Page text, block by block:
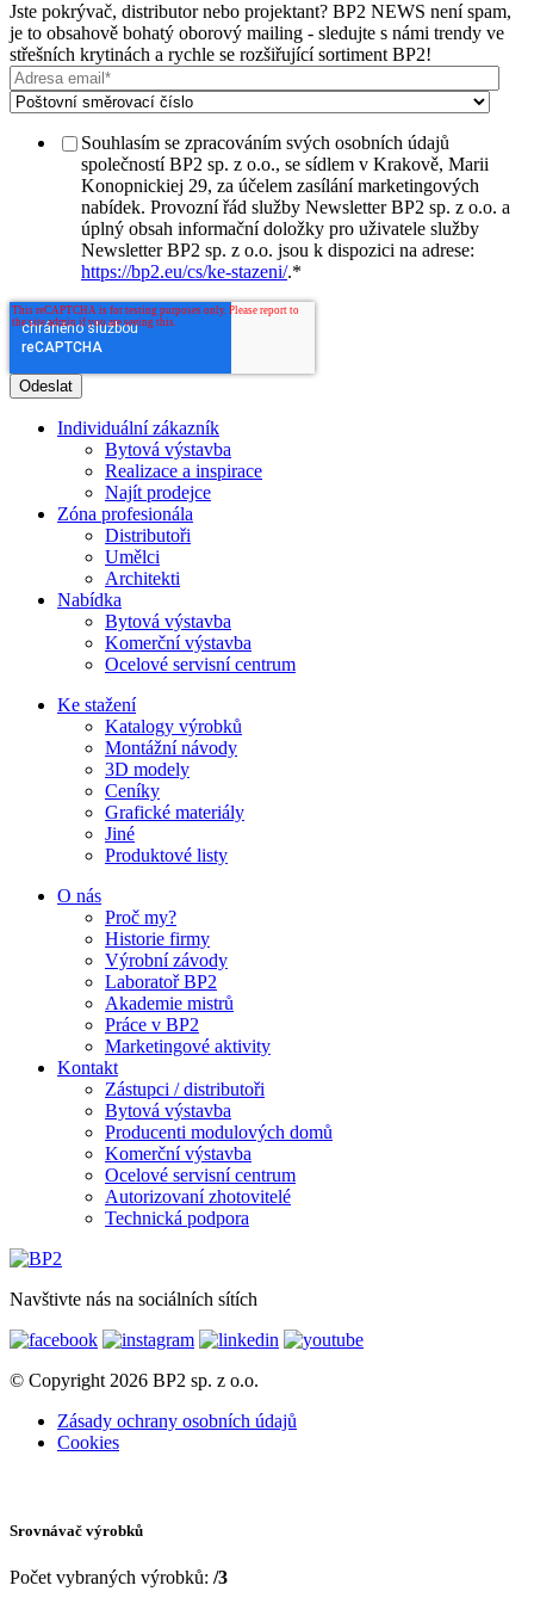
Jste pokrývač, distributor nebo projektant? BP2 NEWS není spam,
je to obsahově bohatý oborový mailing - sledujte s námi trendy ve
střešních krytinách a rychle se rozšiřující sortiment BP2!
Souhlasím se zpracováním svých osobních údajů
společností BP2 sp. z o.o., se sídlem v Krakově, Marii
Konopnickiej 29, za účelem zasílání marketingových
nabídek. Provozní řád služby Newsletter BP2 sp. z o.o. a
úplný obsah informační doložky pro uživatele služby
Newsletter BP2 sp. z o.o. jsou k dispozici na adrese:
https://bp2.eu/cs/ke-stazeni/.*
Individuální zákazník
Bytová výstavba
Realizace a inspirace
Najít prodejce
Zóna profesionála
Distributoři
Umělci
Architekti
Nabídka
Bytová výstavba
Komerční výstavba
Ocelové servisní centrum
Ke stažení
Katalogy výrobků
Montážní návody
3D modely
Ceníky
Grafické materiály
Jiné
Produktové listy
O nás
Proč my?
Historie firmy
Výrobní závody
Laboratoř BP2
Akademie mistrů
Práce v BP2
Marketingové aktivity
Kontakt
Zástupci / distributoři
Bytová výstavba
Producenti modulových domů
Komerční výstavba
Ocelové servisní centrum
Autorizovaní zhotovitelé
Technická podpora
Navštivte nás na sociálních sítích
© Copyright 2026 BP2 sp. z o.o.
Zásady ochrany osobních údajů
Cookies
Srovnávač výrobků
Počet vybraných výrobků: /3